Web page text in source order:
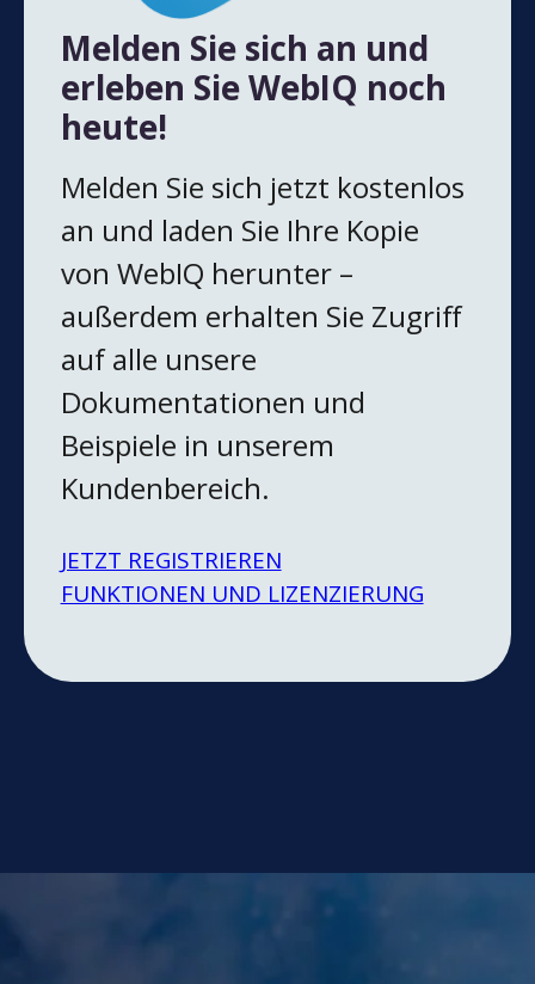
Melden Sie sich an und
erleben Sie WebIQ noch
heute!
Melden Sie sich jetzt kostenlos
an und laden Sie Ihre Kopie
von WebIQ herunter –
außerdem erhalten Sie Zugriff
auf alle unsere
Dokumentationen und
Beispiele in unserem
Kundenbereich.
JETZT REGISTRIEREN
FUNKTIONEN UND LIZENZIERUNG